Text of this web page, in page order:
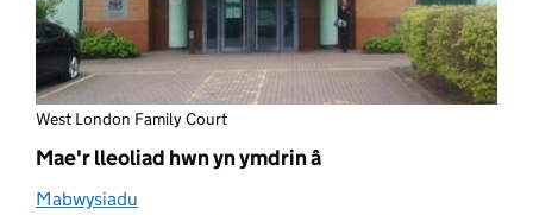
West London Family Court
Mae'r lleoliad hwn yn ymdrin â
Mabwysiadu